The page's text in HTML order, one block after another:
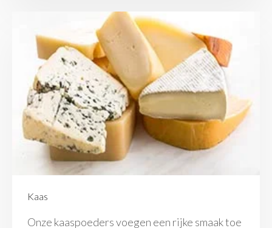
Kaas
Onze kaaspoeders voegen een rijke smaak toe